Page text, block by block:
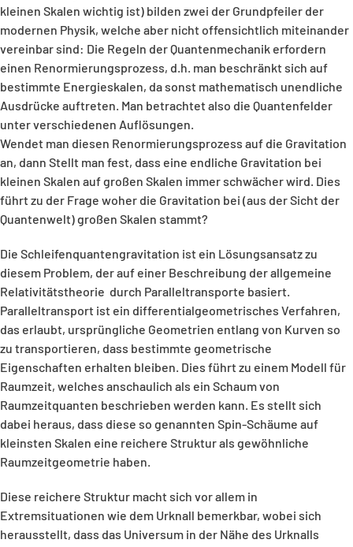
kleinen Skalen wichtig ist) bilden zwei der Grundpfeiler der
modernen Physik, welche aber nicht offensichtlich miteinander
vereinbar sind: Die Regeln der Quantenmechanik erfordern
einen Renormierungsprozess, d.h. man beschränkt sich auf
bestimmte Energieskalen, da sonst mathematisch unendliche
Ausdrücke auftreten. Man betrachtet also die Quantenfelder
unter verschiedenen Auflösungen.
Wendet man diesen Renormierungsprozess auf die Gravitation
an, dann Stellt man fest, dass eine endliche Gravitation bei
kleinen Skalen auf großen Skalen immer schwächer wird. Dies
führt zu der Frage woher die Gravitation bei (aus der Sicht der
Quantenwelt) großen Skalen stammt?
Die Schleifenquantengravitation ist ein Lösungsansatz zu
diesem Problem, der auf einer Beschreibung der allgemeine
Relativitätstheorie durch Paralleltransporte basiert.
Paralleltransport ist ein differentialgeometrisches Verfahren,
das erlaubt, ursprüngliche Geometrien entlang von Kurven so
zu transportieren, dass bestimmte geometrische
Eigenschaften erhalten bleiben. Dies führt zu einem Modell für
Raumzeit, welches anschaulich als ein Schaum von
Raumzeitquanten beschrieben werden kann. Es stellt sich
dabei heraus, dass diese so genannten Spin-Schäume auf
kleinsten Skalen eine reichere Struktur als gewöhnliche
Raumzeitgeometrie haben.
Diese reichere Struktur macht sich vor allem in
Extremsituationen wie dem Urknall bemerkbar, wobei sich
herausstellt, dass das Universum in der Nähe des Urknalls